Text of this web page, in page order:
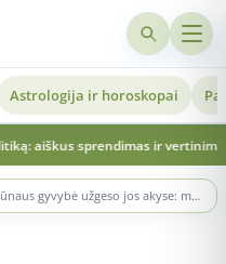
Astrologija ir horoskopai
ir vertinimai dėl Lietuvos
18-mečio panevėžietės sūnaus gyvybė užgeso jos akyse: mama davė jautrų pažadą